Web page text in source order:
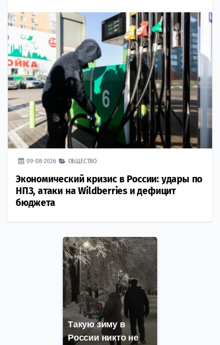
09-08-2026 ОБЩЕСТВО
Экономический кризис в России: удары по
НПЗ, атаки на Wildberries и дефицит
бюджета
Такую зиму в
России никто не